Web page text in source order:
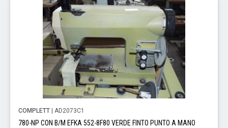
COMPLETT | AD2073C1
780-NP CON B/M EFKA 552-8F80 VERDE FINTO PUNTO A MANO